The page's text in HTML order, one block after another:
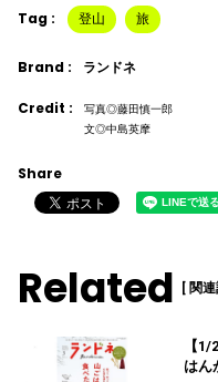
Tag : 登山 旅
Brand : ランドネ
Credit :
写真◎藤田慎一郎
文◎中島英摩
Share
Related [ 関
【
はん